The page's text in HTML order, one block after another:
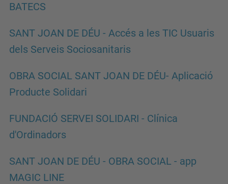
BATECS
SANT JOAN DE DÉU - Accés a les TIC Usuaris
dels Serveis Sociosanitaris
OBRA SOCIAL SANT JOAN DE DÉU- Aplicació
Producte Solidari
FUNDACIÓ SERVEI SOLIDARI - Clínica
d'Ordinadors
SANT JOAN DE DÉU - OBRA SOCIAL - app
MAGIC LINE